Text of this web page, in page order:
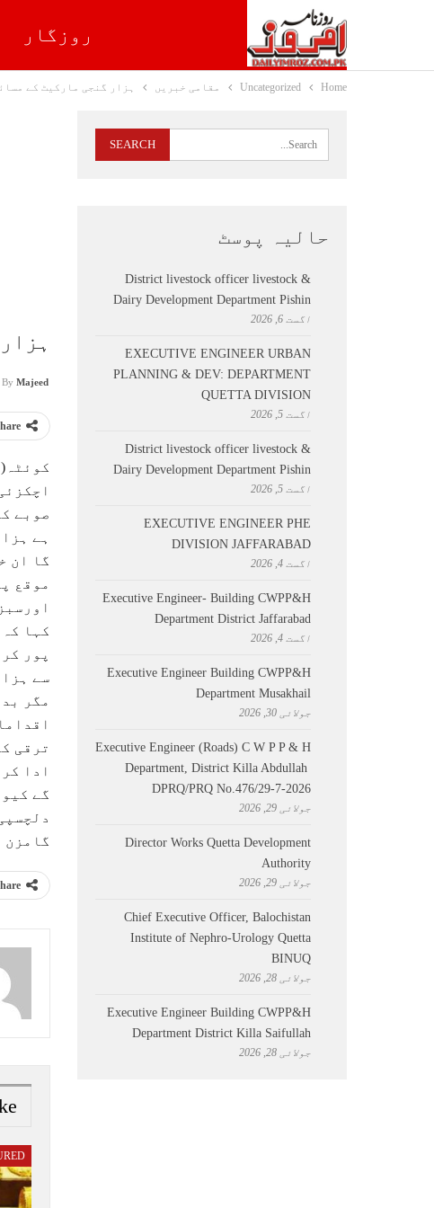
روزگار
Home
Uncategorized مقامی خبریں ہزار گنجی مارکیٹ کے
By Majeed
صوبے
ہے
گا ان
موقع
کہا
پور
سے
مگر
ترقی
ادا
گے
گامزن
حالیہ پوسٹ
District livestock officer livestock &
Dairy Development Department Pishin
اگست 6, 2026
EXECUTIVE ENGINEER URBAN
PLANNING & DEV: DEPARTMENT
QUETTA DIVISION
اگست 5, 2026
District livestock officer livestock &
Dairy Development Department Pishin
اگست 5, 2026
EXECUTIVE ENGINEER PHE
DIVISION JAFFARABAD
اگست 4, 2026
Executive Engineer- Building CWPP&H
Department District Jaffarabad
اگست 4, 2026
Executive Engineer Building CWPP&H
Department Musakhail
جولائی 30, 2026
Executive Engineer (Roads) C W P P & H
Department, District Killa Abdullah ​
DPRQ/PRQ No.476/29-7-2026
جولائی 29, 2026
Director Works Quetta Development
Authority
جولائی 29, 2026
Chief Executive Officer, Balochistan
Institute of Nephro-Urology Quetta
BINUQ
جولائی 28, 2026
Executive Engineer Building CWPP&H
Department District Killa Saifullah
جولائی 28, 2026